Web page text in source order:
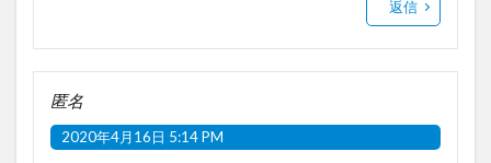
返信
匿名
2020年4月16日 5:14 PM